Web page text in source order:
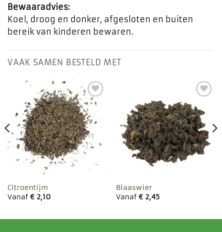
Bewaaradvies:
Koel, droog en donker, afgesloten en buiten
bereik van kinderen bewaren.
VAAK SAMEN BESTELD MET
Toevoegen
aan
favorieten
Citroentijm
Vanaf €2,10
Toevoegen
aan
favorieten
Blaaswier
Vanaf €2,45